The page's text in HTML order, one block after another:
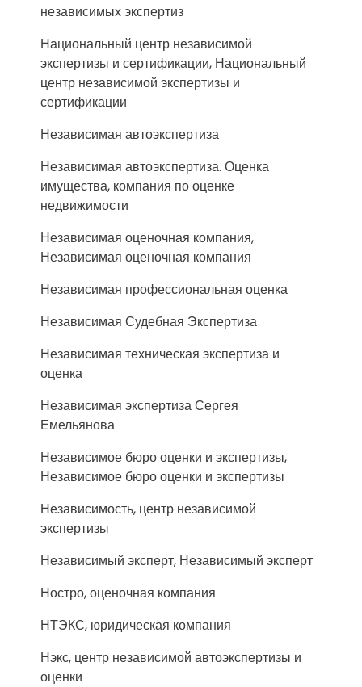
независимых экспертиз
Национальный центр независимой
экспертизы и сертификации, Национальный
центр независимой экспертизы и
сертификации
Независимая автоэкспертиза
Независимая автоэкспертиза. Оценка
имущества, компания по оценке
недвижимости
Независимая оценочная компания,
Независимая оценочная компания
Независимая профессиональная оценка
Независимая Судебная Экспертиза
Независимая техническая экспертиза и
оценка
Независимая экспертиза Сергея
Емельянова
Независимое бюро оценки и экспертизы,
Независимое бюро оценки и экспертизы
Независимость, центр независимой
экспертизы
Независимый эксперт, Независимый эксперт
Ностро, оценочная компания
НТЭКС, юридическая компания
Нэкс, центр независимой автоэкспертизы и
оценки